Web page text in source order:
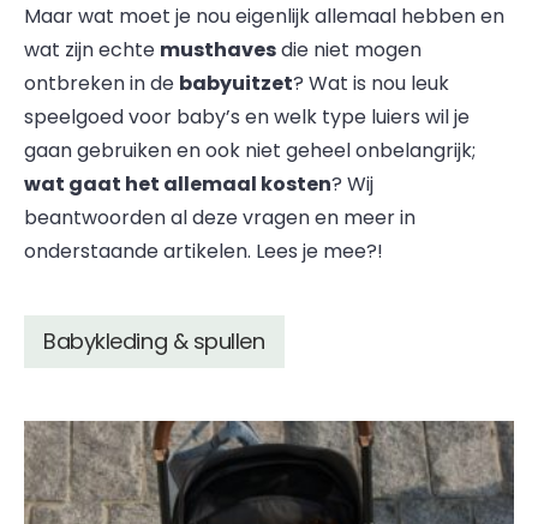
Maar wat moet je nou eigenlijk allemaal hebben en
wat zijn echte musthavesdie niet mogen
ontbreken in de babyuitzet? Wat is nou leuk
speelgoed voor baby’s en welk type luiers wil je
gaan gebruiken en ook niet geheel onbelangrijk;
wat gaat het allemaal kosten? Wij
beantwoorden al deze vragen en meer in
onderstaande artikelen. Lees je mee?!
Babykleding & spullen